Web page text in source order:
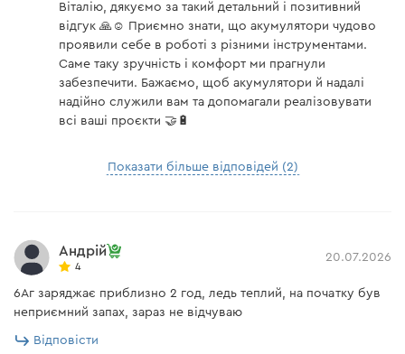
який час, максимальна потужність, навіть за низького
показника заряду та підвищений ресурс використання
– до 400 циклів заряджання/розряджання
акумулятора.
Акумулятор BP-240 додатково до всіх переваг має 4
ряди захисту:
від перезаряджання – коли заряд батареї
максимальний, процес подачі струму
Акумуляторний кущоріз Dnipro-M DHT-200 (без
АКБ та ЗП)
Напруга акумулятора
Максимальний діаметр різу
Комплектація
Віталію, дякуємо за такий детальний і позитивний
відгук 🙏☺️ Приємно знати, що акумулятори чудово
проявили себе в роботі з різними інструментами.
Саме таку зручність і комфорт ми прагнули
забезпечити. Бажаємо, щоб акумулятори й надалі
надійно служили вам та допомагали реалізовувати
всі ваші проєкти 🤝🔋
Показати більше відповідей (2)
Андрій
4
20.07.2026
6Аг заряджає приблизно 2 год, ледь теплий, на початку був
неприємний запах, зараз не відчуваю
Відповісти